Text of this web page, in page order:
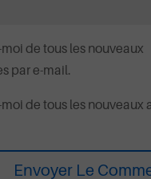
de tous les nouveaux
par e-mail.
de tous les nouveaux